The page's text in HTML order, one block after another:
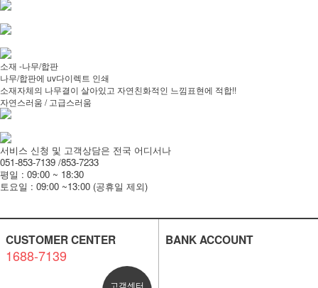
소재 -나무/합판
나무/합판에 uv다이렉트 인쇄
소재자체의 나무결이 살아있고 자연친화적인 느낌표현에 적합!!
자연스러움 / 고급스러움
서비스 신청 및 고객상담은 전국 어디서나
051-853-7139 /853-7233
평일 : 09:00 ~ 18:30
토요일 : 09:00 ~13:00 (공휴일 제외)
CUSTOMER CENTER
1688-7139
고객센터
BANK ACCOUNT